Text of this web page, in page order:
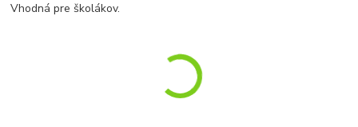
Vhodná pre školákov.